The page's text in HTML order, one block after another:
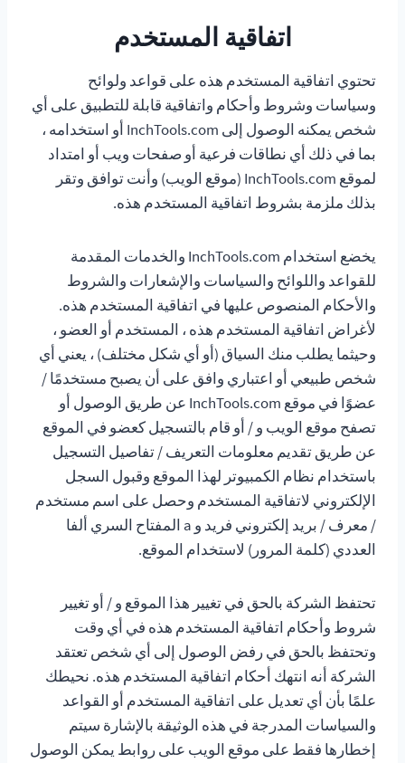
اتفاقية المستخدم
تحتوي اتفاقية المستخدم هذه على قواعد ولوائح
وسياسات وشروط وأحكام واتفاقية قابلة للتطبيق على أي
شخص يمكنه الوصول إلى InchTools.com أو استخدامه ،
بما في ذلك أي نطاقات فرعية أو صفحات ويب أو امتداد
لموقع InchTools.com (موقع الويب) وأنت توافق وتقر
بذلك ملزمة بشروط اتفاقية المستخدم هذه.
يخضع استخدام InchTools.com والخدمات المقدمة
للقواعد واللوائح والسياسات والإشعارات والشروط
والأحكام المنصوص عليها في اتفاقية المستخدم هذه.
لأغراض اتفاقية المستخدم هذه ، المستخدم أو العضو ،
وحيثما يطلب منك السياق (أو أي شكل مختلف) ، يعني أي
شخص طبيعي أو اعتباري وافق على أن يصبح مستخدمًا /
عضوًا في موقع InchTools.com عن طريق الوصول أو
تصفح موقع الويب و / أو قام بالتسجيل كعضو في الموقع
عن طريق تقديم معلومات التعريف / تفاصيل التسجيل
باستخدام نظام الكمبيوتر لهذا الموقع وقبول السجل
الإلكتروني لاتفاقية المستخدم وحصل على اسم مستخدم
/ معرف / بريد إلكتروني فريد و a المفتاح السري ألفا
العددي (كلمة المرور) لاستخدام الموقع.
تحتفظ الشركة بالحق في تغيير هذا الموقع و / أو تغيير
شروط وأحكام اتفاقية المستخدم هذه في أي وقت
وتحتفظ بالحق في رفض الوصول إلى أي شخص تعتقد
الشركة أنه انتهك أحكام اتفاقية المستخدم هذه. نحيطك
علمًا بأن أي تعديل على اتفاقية المستخدم أو القواعد
والسياسات المدرجة في هذه الوثيقة بالإشارة سيتم
إخطارها فقط على موقع الويب على روابط يمكن الوصول